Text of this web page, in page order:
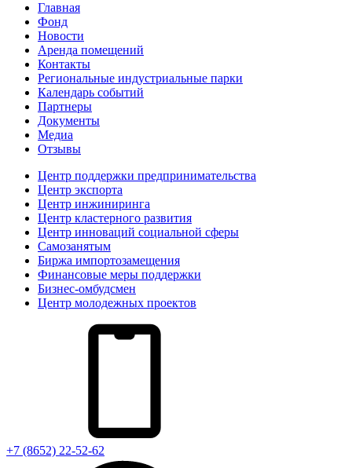
Главная
Фонд
Новости
Аренда помещений
Контакты
Региональные индустриальные парки
Календарь событий
Партнеры
Документы
Медиа
Отзывы
Центр поддержки предпринимательства
Центр экспорта
Центр инжиниринга
Центр кластерного развития
Центр инноваций социальной сферы
Cамозанятым
Биржа импортозамещения
Финансовые меры поддержки
Бизнес-омбудсмен
Центр молодежных проектов
+7 (8652) 22-52-62